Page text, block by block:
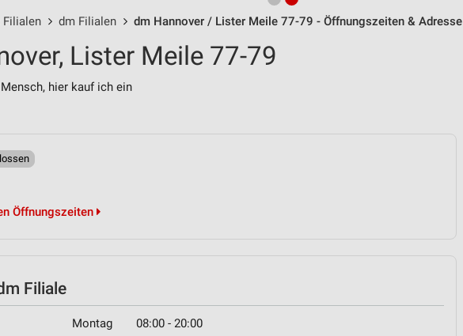
Filialen dm Filialen dm Hannover / Lister Meile 77-79 - Öffnungszeiten & Adresse
Lister Meile 77-79
hier kauf ich ein
Öffnungszeiten
Filiale
Montag 08:00 - 20:00